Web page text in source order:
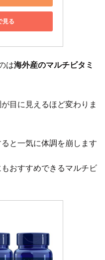
見る
は海外産のマルチビタミ
目に見えるほど変わりま
と一気に体調を崩します
おすすめできるマルチビ